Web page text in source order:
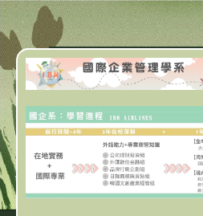
跳
到
主
要
內
容
區